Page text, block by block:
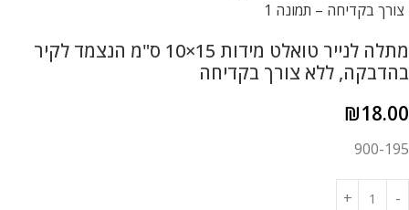
מתלה לנייר טואלט מידות 15×10 ס"מ הנצמד לקיר
בהדבקה, ללא צורך בקדיחה
₪18.00
900-195